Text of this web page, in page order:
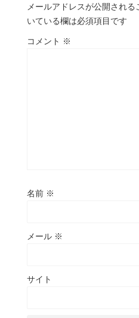
メールアドレスが公開される
いている欄は必須項目です
コメント ※
名前 ※
メール ※
サイト